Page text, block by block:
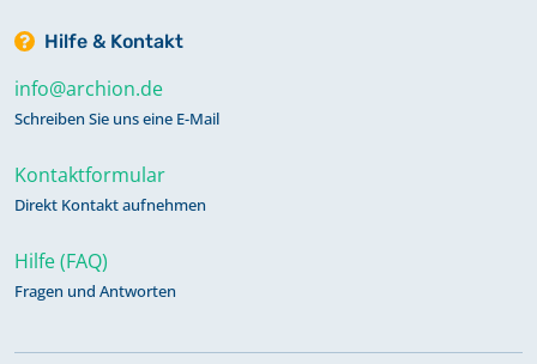
Hilfe & Kontakt
info@archion.de
Schreiben Sie uns eine E-Mail
Kontaktformular
Direkt Kontakt aufnehmen
Hilfe (FAQ)
Fragen und Antworten